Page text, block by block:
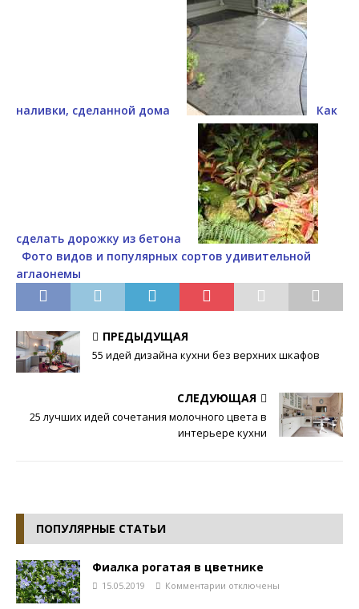
наливки, сделанной дома Как
сделать дорожку из бетона
Фото видов и популярных сортов удивительной
аглаонемы
ПРЕДЫДУЩАЯ
55 идей дизайна кухни без верхних шкафов
СЛЕДУЮЩАЯ
25 лучших идей сочетания молочного цвета в
интерьере кухни
ПОПУЛЯРНЫЕ СТАТЬИ
Фиалка рогатая в цветнике
15.05.2019 Комментарии отключены